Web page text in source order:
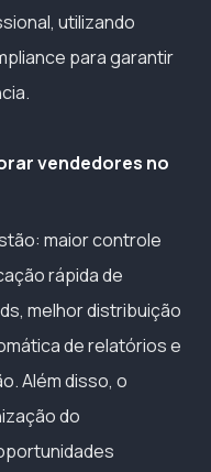
utilizando
para garantir
vendedores no
maior controle
rápida de
melhor distribuição
de relatórios e
Além disso, o
do